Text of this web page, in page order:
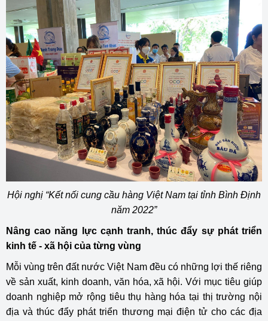
Hội nghị “Kết nối cung cầu hàng Việt Nam tại tỉnh Bình Định
năm 2022”
Nâng cao năng lực cạnh tranh, thúc đẩy sự phát triển
kinh tế - xã hội của từng vùng
Mỗi vùng trên đất nước Việt Nam đều có những lợi thế riêng
về sản xuất, kinh doanh, văn hóa, xã hội. Với mục tiêu giúp
doanh nghiệp mở rộng tiêu thụ hàng hóa tại thị trường nội
địa và thúc đẩy phát triển thương mại điện tử cho các địa